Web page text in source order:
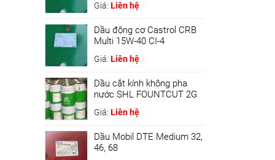
Giá: Liên hệ
Dầu động cơ Castrol CRB
Multi 15W-40 CI-4
Giá: Liên hệ
Dầu cắt kính không pha
nước SHL FOUNTCUT 2G
Giá: Liên hệ
Dầu Mobil DTE Medium 32,
46, 68